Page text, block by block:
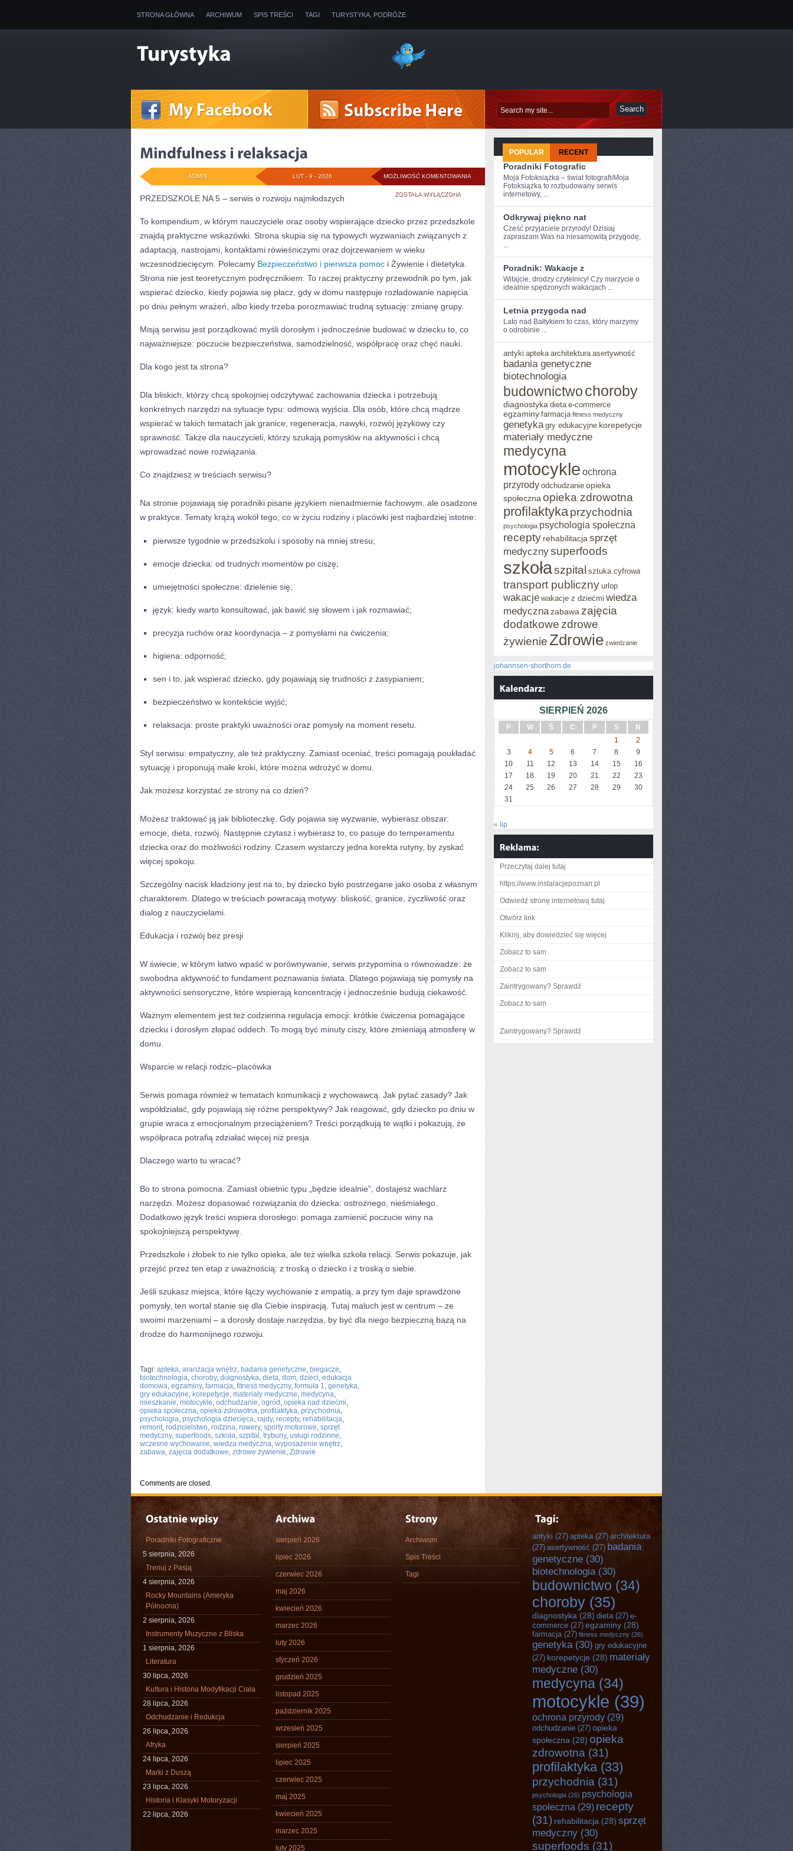
STRONA GŁÓWNA ARCHIWUM SPIS TREŚCI TAGI TURYSTYKA, PODRÓŻE
MOŻLIWOŚĆ KOMENTOWANIA MINDFULNESS
RELAKSACJA
ZOSTAŁA WYŁĄCZONA
LUT - 9 - 2026
ADMIN
PRZEDSZKOLE NA 5 – serwis o rozwoju najmłodszych
To kompendium, w którym nauczyciele oraz osoby wspierające dziecko przez przedszkole
znajdą praktyczne wskazówki. Strona skupia się na typowych wyzwaniach związanych z
adaptacją, nastrojami, kontaktami rówieśniczymi oraz dojrzewaniem w wieku
wczesnodziecięcym. Polecamy Bezpieczeństwo i pierwsza pomoc i Żywienie i dietetyka.
Strona nie jest teoretycznym podręcznikiem. To raczej praktyczny przewodnik po tym, jak
wspierać dziecko, kiedy pojawia się płacz, gdy w domu następuje rozładowanie napięcia
po dniu pełnym wrażeń, albo kiedy trzeba porozmawiać trudną sytuację: zmianę grupy.
Misją serwisu jest porządkować myśli dorosłym i jednocześnie budować w dziecku to, co
najważniejsze: poczucie bezpieczeństwa, samodzielność, współpracę oraz chęć nauki.
Dla kogo jest ta strona?
Dla bliskich, którzy chcą spokojniej odczytywać zachowania dziecka i potrzebują
konkretnych narzędzi na sytuacje typu: odmowa wyjścia. Dla osób, które chcą mądrze
wspierać w takich tematach jak granice, regeneracja, nawyki, rozwój językowy czy
sprawność. Także dla nauczycieli, którzy szukają pomysłów na aktywności i chcą
wprowadzać nowe rozwiązania.
Co znajdziesz w treściach serwisu?
Na stronie pojawiają się poradniki pisane językiem nienadmiernie fachowym, ale osadzone
w praktyce. Tematy krążą wokół tego, co w życiu rodziny i placówki jest najbardziej istotne:
pierwsze tygodnie w przedszkolu i sposoby na mniej stresu;
emocje dziecka: od trudnych momentów po ciszę;
umiejętności społeczne: dzielenie się;
język: kiedy warto konsultować, jak bawić się słowem i jak rozmawiać;
precyzja ruchów oraz koordynacja – z pomysłami na ćwiczenia;
higiena: odporność;
sen i to, jak wspierać dziecko, gdy pojawiają się trudności z zasypianiem;
bezpieczeństwo w kontekście wyjść;
relaksacja: proste praktyki uważności oraz pomysły na moment resetu.
Styl serwisu: empatyczny, ale też praktyczny. Zamiast oceniać, treści pomagają poukładać
sytuację i proponują małe kroki, które można wdrożyć w domu.
Jak możesz korzystać ze strony na co dzień?
Możesz traktować ją jak biblioteczkę. Gdy pojawia się wyzwanie, wybierasz obszar:
emocje, dieta, rozwój. Następnie czytasz i wybierasz to, co pasuje do temperamentu
dziecka oraz do możliwości rodziny. Czasem wystarczy jedna korekta rutyny, by zyskać
więcej spokoju.
Szczególny nacisk kładziony jest na to, by dziecko było postrzegane jako osoba z własnym
charakterem. Dlatego w treściach powracają motywy: bliskość, granice, życzliwość oraz
dialog z nauczycielami.
Edukacja i rozwój bez presji
W świecie, w którym łatwo wpaść w porównywanie, serwis przypomina o równowadze: że
swobodna aktywność to fundament poznawania świata. Dlatego pojawiają się pomysły na
aktywności sensoryczne, które wspierają koncentrację i jednocześnie budują ciekawość.
Ważnym elementem jest też codzienna regulacja emocji: krótkie ćwiczenia pomagające
dziecku i dorosłym złapać oddech. To mogą być minuty ciszy, które zmieniają atmosferę w
domu.
Wsparcie w relacji rodzic–placówka
Serwis pomaga również w tematach komunikacji z wychowawcą. Jak pytać zasady? Jak
współdziałać, gdy pojawiają się różne perspektywy? Jak reagować, gdy dziecko po dniu w
grupie wraca z emocjonalnym przeciążeniem? Treści porządkują te wątki i pokazują, że
współpraca potrafią zdziałać więcej niż presja.
Dlaczego warto tu wracać?
Bo to strona pomocna. Zamiast obietnic typu „będzie idealnie”, dostajesz wachlarz
narzędzi. Możesz dopasować rozwiązania do dziecka: ostrożnego, nieśmiałego.
Dodatkowo język treści wspiera dorosłego: pomaga zamienić poczucie winy na
spokojniejszą perspektywę.
Przedszkole i żłobek to nie tylko opieka, ale też wielka szkoła relacji. Serwis pokazuje, jak
przejść przez ten etap z uważnością: z troską o dziecko i z troską o siebie.
Jeśli szukasz miejsca, które łączy wychowanie z empatią, a przy tym daje sprawdzone
pomysły, ten wortal stanie się dla Ciebie inspiracją. Tutaj maluch jest w centrum – ze
swoimi marzeniami – a dorosły dostaje narzędzia, by być dla niego bezpieczną bazą na
drodze do harmonijnego rozwoju.
Tagi: apteka aranżacja wnętrz badania genetyczne biegacze
biotechnologia choroby, diagnostyka dieta dom dzieci edukacja
domowa egzaminy, farmacja fitness medyczny, formuła 1 genetyka
gry edukacyjne korepetycje materiały medyczne medycyna
mieszkanie motocykle odchudzanie ogród opieka nad dziećmi
opieka społeczna opieka zdrowotna profilaktyka przychodnia
psychologia psychologia dziecięca rajdy, recepty, rehabilitacja
remont rodzicielstwo rodzina rowery, sporty motorowe sprzęt
medyczny, superfoods szkoła szpital trybuny, usługi rodzinne
wczesne wychowanie wiedza medyczna wyposażenie wnętrz
zabawa zajęcia dodatkowe zdrowe żywienie Zdrowie
Comments are closed.
POPULAR RECENT
Poradniki Fotografic
Moja Fotoksiążka – świat fotografiiMoja
Fotoksiążka to rozbudowany serwis
internetowy, ...
Odkrywaj piękno nat
Cześć przyjaciele przyrody! Dzisiaj
zapraszam Was na niesamowitą przygodę,
...
Poradnik: Wakacje z
Witajcie, drodzy czytelnicy! Czy ‌marzycie ‌o
idealnie spędzonych wakacjach ...
Letnia przygoda nad
Lato​ nad Bałtykiem to czas, który⁣ marzymy⁤
o odrobinie ...
antyki apteka architektura asertywność
badania genetyczne
biotechnologia
budownictwochoroby
diagnostyka dieta e-commerce
egzaminy farmacja fitness medyczny
genetyka gry edukacyjne korepetycje
materiały medyczne
medycyna
motocykle ochrona
przyrody odchudzanie opieka
społeczna opieka zdrowotna
profilaktykaprzychodnia
psychologia psychologia społeczna
recepty rehabilitacja sprzęt
medycznysuperfoods
szkołaszpital sztuka cyfrowa
transport publiczny urlop
wakacje wakacje z dziećmi wiedza
medycznazabawa zajęcia
dodatkowe zdrowe
żywienieZdrowie zwiedzanie
johannsen-shorthorn.de
SIERPIEŃ 2026
P W Ś C P S
N
1
2
3
4 5 6 7 8
9
10
11 12 13 14 15
16
17
18 19 20 21 22
23
24
25 26 27 28 29
30
31
« lip
Przeczytaj dalej tutaj
https://www.instalacjepoznan.pl
Odwiedź stronę internetową tutaj
Otwórz link
Kliknij, aby dowiedzieć się więcej
Zobacz to sam
Zobacz to sam
Zaintrygowany? Sprawdź
Zobacz to sam
Zaintrygowany? Sprawdź
Poradniki Fotograficzne
5 sierpnia, 2026
Trenuj z Pasją
4 sierpnia, 2026
Rocky Mountains (Ameryka
Północna)
2 sierpnia, 2026
Instrumenty Muzyczne z Bliska
1 sierpnia, 2026
Literatura
30 lipca, 2026
Kultura i Historia Modyfikacji Ciała
28 lipca, 2026
Odchudzanie i Redukcja
26 lipca, 2026
Afryka
24 lipca, 2026
Marki z Duszą
23 lipca, 2026
Historia i Klasyki Motoryzacji
22 lipca, 2026
sierpień 2026
lipiec 2026
czerwiec 2026
maj 2026
kwiecień 2026
marzec 2026
luty 2026
styczeń 2026
grudzień 2025
listopad 2025
październik 2025
wrzesień 2025
sierpień 2025
lipiec 2025
czerwiec 2025
maj 2025
kwiecień 2025
marzec 2025
luty 2025
Archiwum
Spis Treści
Tagi
antyki (27) apteka (27) architektura
(27) asertywność (27) badania
genetyczne (30)
biotechnologia (30)
budownictwo (34)
choroby (35)
diagnostyka (28) dieta (27) e-
commerce (27) egzaminy (28)
farmacja (27) fitness medyczny (26)
genetyka (30) gry edukacyjne
(27) korepetycje (28) materiały
medyczne (30)
medycyna (34)
motocykle (39)
ochrona przyrody (29)
odchudzanie (27) opieka
społeczna (28) opieka
zdrowotna (31)
profilaktyka (33)
przychodnia (31)
psychologia (26) psychologia
społeczna (29) recepty
(31) rehabilitacja (28) sprzęt
medyczny (30)
superfoods (31)